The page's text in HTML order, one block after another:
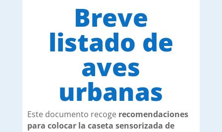
Breve
listado de
aves
urbanas
Este documento recogerecomendaciones
para colocar la caseta sensorizada de